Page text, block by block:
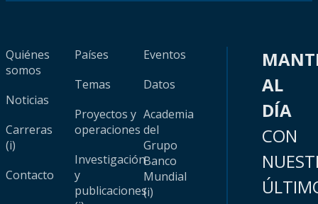
Quiénes
somos
Noticias
Carreras
(i)
Contacto
Países
Temas
Proyectos y
operaciones
Investigación
y
publicaciones
Eventos
Datos
Academia
del
Grupo
Banco
Mundial
(i)
AL
DÍA
CON